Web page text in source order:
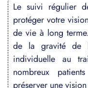
Le suivi régulier
protéger votre
de vie à long
de la gravité de
individuelle au
nombreux
préserver une